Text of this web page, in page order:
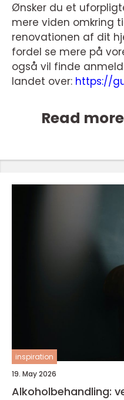
Ønsker du et
mere viden omkring
renovationen af dit
fordel se mere på
også vil finde
landet over: https://
Read
inspiration
19. May 2026
Alkoholbehandling: